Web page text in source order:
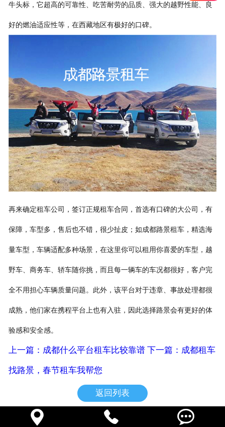
牛头标，它超高的可靠性、吃苦耐劳的品质、强大的越野性能、良
好的燃油适应性等，在西藏地区有极好的口碑。
再来确定租车公司，签订正规租车合同，首选有口碑的大公司，有
保障，车型多，售后也不错，很少扯皮；如成都路景租车，精选海
量车型，车辆适配多种场景，在这里你可以租用你喜爱的车型，越
野车、商务车、轿车随你挑，而且每一辆车的车况都很好，客户完
全不用担心车辆质量问题。此外，该平台对于违章、事故处理都很
成熟，他们家在携程平台上也有入驻，因此选择路景会有更好的体
验感和安全感。
上一篇：成都什么平台租车比较靠谱 下一篇：成都租车
找路景，春节租车我帮您
返回列表
  